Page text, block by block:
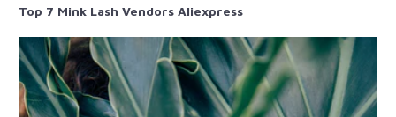
Top 7 Mink Lash Vendors Aliexpress